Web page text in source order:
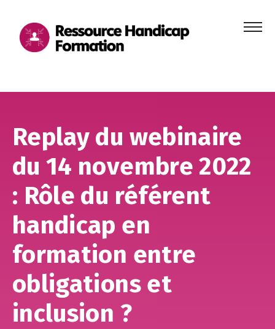
Menu
Replay du webinaire
du 14 novembre 2022
: Rôle du référent
handicap en
formation entre
obligations et
inclusion ?